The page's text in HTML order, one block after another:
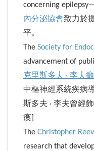
concerning
內分泌協會致力於
平。
The Society for
advancement of
克里斯多夫 ‧ 李夫
中樞神經系統疾病
斯多夫 ‧ 李夫曾經
瘓]
The Christopher
research that